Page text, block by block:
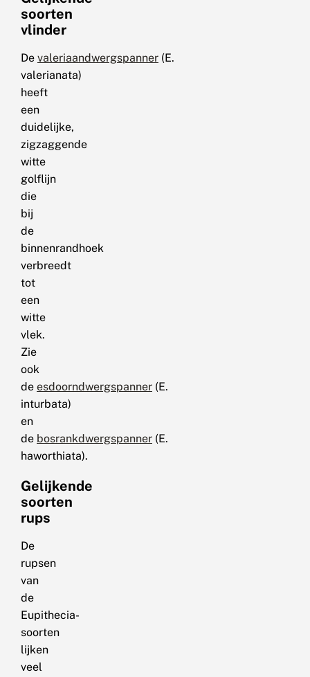
soorten
vlinder
De valeriaandwergspanner (E.
valerianata)
heeft
een
duidelijke,
zigzaggende
witte
golflijn
die
bij
de
binnenrandhoek
verbreedt
tot
een
witte
vlek.
Zie
ook
de esdoorndwergspanner (E.
inturbata)
en
de bosrankdwergspanner (E.
haworthiata).
Gelijkende
soorten
rups
De
rupsen
van
de
Eupithecia-
soorten
lijken
veel